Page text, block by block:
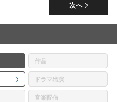
次へ
作品
ドラマ出演
音楽配信